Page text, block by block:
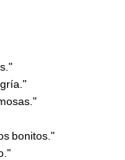
bonitos."